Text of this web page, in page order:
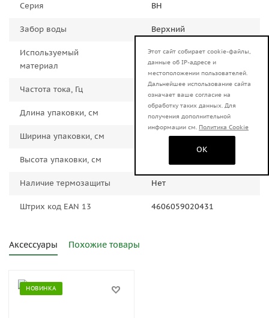
Серия ВН
Забор воды Верхний
Используемый
материал
Алюминий
Частота тока, Гц 50.0000
Длина упаковки, см
Ширина упаковки, см 15.0000
Высота упаковки, см
Наличие термозащиты Нет
Штрих код EAN 13 4606059020431
Аксессуары Похожие товары
НОВИНКА
Этот сайт собирает cookie-файлы,
данные об IP-адресе и
местоположении пользователей.
Дальнейшее использование сайта
означает ваше согласие на
обработку таких данных. Для
получения дополнительной
информации см. Политика Cookie
OK